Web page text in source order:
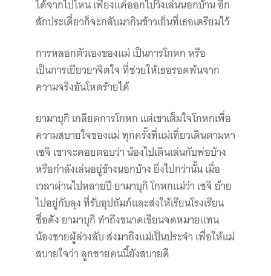
ได้จากไปไหน เพียงแค่ออกไปวิ่งเล่นนอกบ้าน อีก
สักประเดี๋ยวก็จะกลับมากินข้าวเย็นที่เธอเตรียมไว้
การหลอกตัวเองของแม่ เป็นการโกหก หรือ
เป็นการเยียวยาจิตใจ ที่ช่วยให้เธอรอดพ้นจาก
ความจริงอันโหดร้ายได้
ยามาบุกิ เกลียดการโกหก แต่เขาเต็มใจโกหกเพื่อ
ความสบายใจของแม่ ทุกครั้งที่แม่เที่ยวเดินตามหา
เซจิ เขาจะคอยตอบว่า น้องไปเดินเล่นกับพ่อบ้าง
หรือกำลังเล่นอยู่ข้างนอกบ้าง ยิ่งไปกว่านั้น เมื่อ
เวลาผ่านไปหลายปี ยามาบุกิ โกหกแม่ว่า เซจิ ย้าย
ไปอยู่กับลุง ที่รับอุปถัมภ์และส่งให้เรียนโรงเรียน
ชื่อดัง ยามาบุกิ ทำถึงขนาดเขียนจดหมายแทน
น้องชายผู้ล่วงลับ ส่งมาถึงแม่เป็นประจำ เพื่อให้แม่
สบายใจว่า ลูกชายคนนี้ยังสบายดี